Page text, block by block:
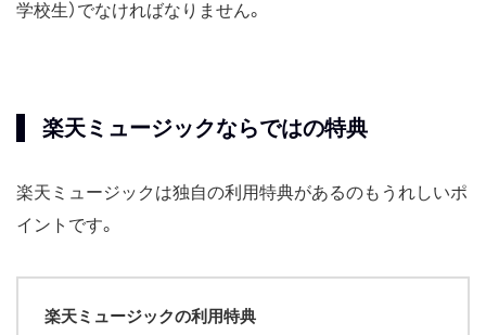
学校生）でなければなりません。
楽天ミュージックならではの特典
楽天ミュージックは独自の利用特典があるのもうれしいポ
イントです。
楽天ミュージックの利用特典